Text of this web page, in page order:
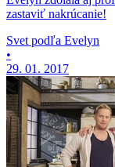
zastaviť nakrúcanie!
Svet podľa Evelyn
•
29. 01. 2017